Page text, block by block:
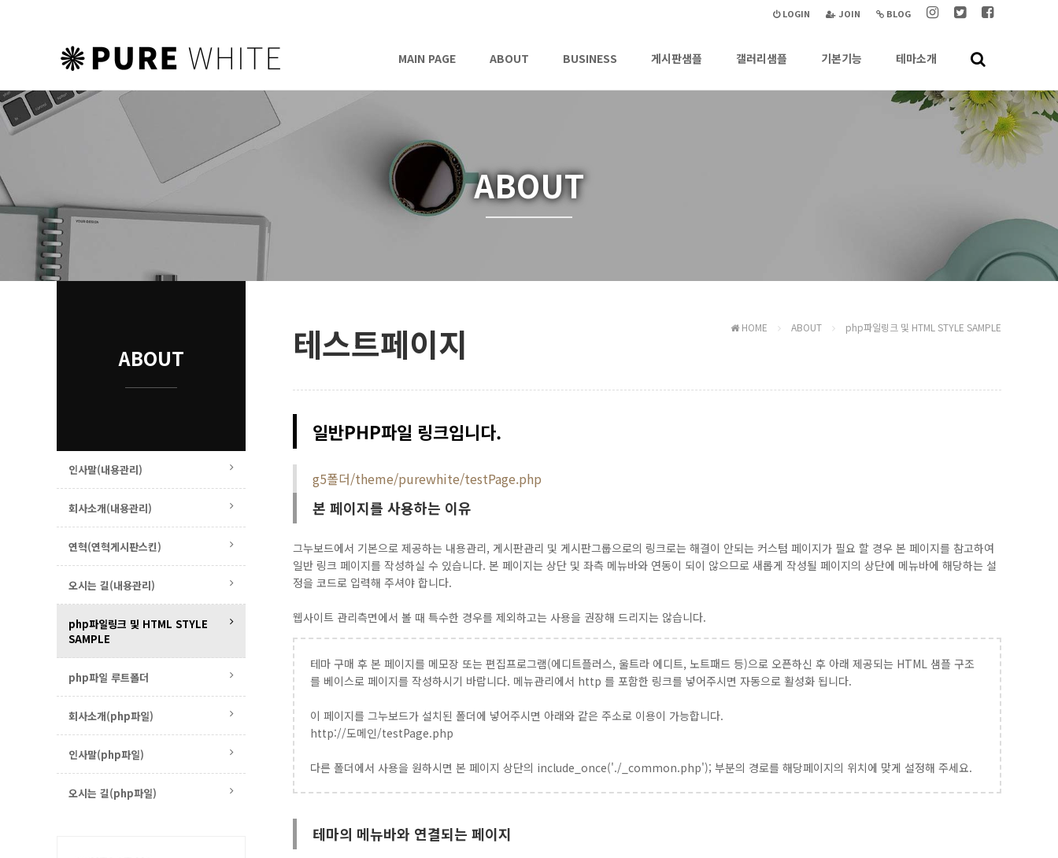
BLOG
JOIN
LOGIN
MAIN PAGE ABOUT BUSINESS 게시판샘플 갤러리샘플 기본기능
하위분류
테마소개
하위분류
ABOUT
테스트페이지 HOME ABOUT php파일링크 및 HTML STYLE SAMPLE
일반PHP파일 링크입니다.
g5폴더/theme/purewhite/testPage.php
본 페이지를 사용하는 이유
그누보드에서 기본으로 제공하는 내용관리, 게시판관리 및 게시판그룹으로의 링크로는 해결이 안되는 커스텀 페이지가 필요 할 경우 본 페이지를 참고하여
일반 링크 페이지를 작성하실 수 있습니다. 본 페이지는 상단 및 좌측 메뉴바와 연동이 되이 않으므로 새롭게 작성될 페이지의 상단에 메뉴바에 해당하는 설
정을 코드로 입력해 주셔야 합니다.
웹사이트 관리측면에서 볼 때 특수한 경우를 제외하고는 사용을 권장해 드리지는 않습니다.
테마 구매 후 본 페이지를 메모장 또는 편집프로그램(에디트플러스, 울트라 에디트, 노트패드 등)으로 오픈하신 후 아래 제공되는 HTML 샘플 구조
를 베이스로 페이지를 작성하시기 바랍니다. 메뉴관리에서 http 를 포함한 링크를 넣어주시면 자동으로 활성화 됩니다.
이 페이지를 그누보드가 설치된 폴더에 넣어주시면 아래와 같은 주소로 이용이 가능합니다.
http://도메인/testPage.php
다른 폴더에서 사용을 원하시면 본 페이지 상단의 include_once('./_common.php'); 부분의 경로를 해당페이지의 위치에 맞게 설정해 주세요.
테마의 메뉴바와 연결되는 페이지
ABOUT
인사말(내용관리)
회사소개(내용관리)
연혁(연혁게시판스킨)
오시는 길(내용관리)
php파일링크 및 HTML STYLE
SAMPLE
php파일 루트폴더
회사소개(php파일)
인사말(php파일)
오시는 길(php파일)